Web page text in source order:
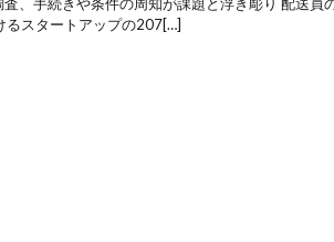
るスタートアップの207[…]